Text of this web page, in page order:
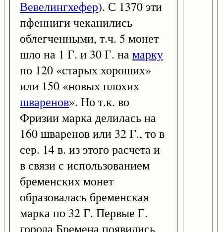
Вевелингхефер). С 1370 эти
пфенниги чеканились
облегченными, т.ч. 5 монет
шло на 1 Г. и 30 Г. намарку
по 120 «старых хороших»
или 150 «новых плохих
шваренов». Но т.к. во
Фризии марка делилась на
160 шваренов или 32 Г., то в
сер. 14 в. из этого расчета и
в связи с использованием
бременских монет
образовалась бременская
марка по 32 Г. Первые Г.
города Бремена появились